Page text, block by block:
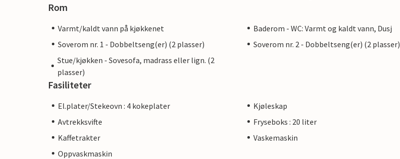
Rom
Varmt/kaldt vann på kjøkkenet
Baderom - WC: Varmt og kaldt vann, Dusj
Soverom nr. 1 - Dobbeltseng(er) (2 plasser)
Soverom nr. 2 - Dobbeltseng(er) (2 plasser)
Stue/kjøkken - Sovesofa, madrass eller lign. (2
plasser)
Fasiliteter
El.plater/Stekeovn : 4 kokeplater
Kjøleskap
Avtrekksvifte
Fryseboks : 20 liter
Kaffetrakter
Vaskemaskin
Oppvaskmaskin